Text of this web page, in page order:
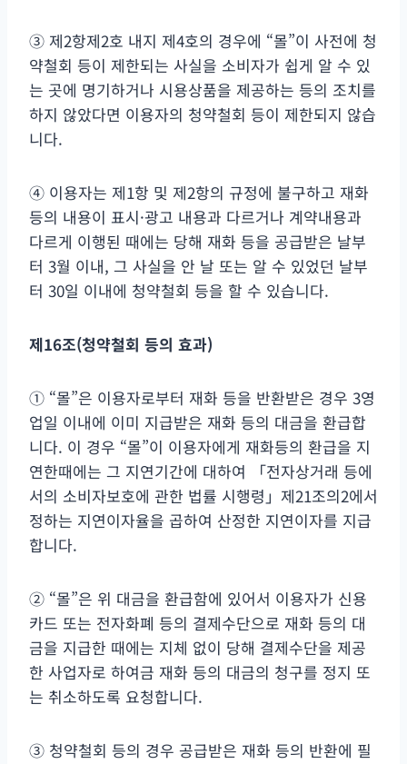
③ 제2항제2호 내지 제4호의 경우에 “몰”이 사전에 청
약철회 등이 제한되는 사실을 소비자가 쉽게 알 수 있
는 곳에 명기하거나 시용상품을 제공하는 등의 조치를
하지 않았다면 이용자의 청약철회 등이 제한되지 않습
니다.
④ 이용자는 제1항 및 제2항의 규정에 불구하고 재화
등의 내용이 표시·광고 내용과 다르거나 계약내용과
다르게 이행된 때에는 당해 재화 등을 공급받은 날부
터 3월 이내, 그 사실을 안 날 또는 알 수 있었던 날부
터 30일 이내에 청약철회 등을 할 수 있습니다.
제16조(청약철회 등의 효과)
① “몰”은 이용자로부터 재화 등을 반환받은 경우 3영
업일 이내에 이미 지급받은 재화 등의 대금을 환급합
니다. 이 경우 “몰”이 이용자에게 재화등의 환급을 지
연한때에는 그 지연기간에 대하여 「전자상거래 등에
서의 소비자보호에 관한 법률 시행령」제21조의2에서
정하는 지연이자율을 곱하여 산정한 지연이자를 지급
합니다.
② “몰”은 위 대금을 환급함에 있어서 이용자가 신용
카드 또는 전자화폐 등의 결제수단으로 재화 등의 대
금을 지급한 때에는 지체 없이 당해 결제수단을 제공
한 사업자로 하여금 재화 등의 대금의 청구를 정지 또
는 취소하도록 요청합니다.
③ 청약철회 등의 경우 공급받은 재화 등의 반환에 필